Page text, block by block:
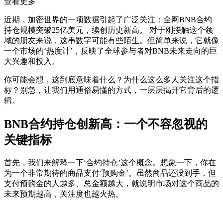
近期，加密世界的一项数据引起了广泛关注： 全网BNB合约
持仓规模突破25亿美元，续创历史新高。 对于刚接触这个领
域的朋友来说，这串数字可能有些陌生。但简单来说，它就像
一个市场的‘热度计’，反映了全球参与者对BNB未来走向的巨
大兴趣和投入。
你可能会想，这到底意味着什么？为什么这么多人关注这个指
标？别急，让我们用通俗易懂的方式，一层层揭开它背后的逻
辑。
BNB合约持仓创新高：一个不容忽视的
关键指标
首先，我们来解释一下‘合约持仓’这个概念。想象一下，你在
为一个非常期待的商品支付‘预购金’。虽然商品还没到手，但
支付预购金的人越多、总金额越大，就说明市场对这个商品的
未来预期越高，关注度也越火热。